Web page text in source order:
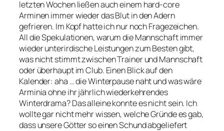
letzten Wochen ließen auch einem hard-core
Arminen immer wieder das Blut in den Adern
gefrieren. Im Kopf hatte ich nur noch Fragezeichen.
All die Spekulationen, warum die Mannschaft immer
wieder unterirdische Leistungen zum Besten gibt,
was nicht stimmt zwischen Trainer und Mannschaft
oder überhaupt im Club. Einen Blick auf den
Kalender: aha … die Winterpause naht und was wäre
Arminia ohne ihr jährlich wiederkehrendes
Winterdrama? Das alleine konnte es nicht sein. Ich
wollte gar nicht mehr wissen, welche Gründe es gab,
dass unsere Götter so einen Schund abgeliefert